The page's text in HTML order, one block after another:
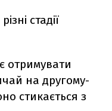
стадії
отримувати
на другому-
стикається з